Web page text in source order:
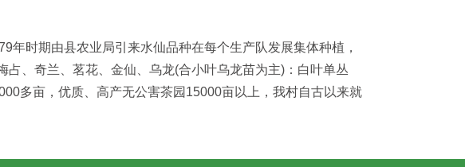
时期由县农业局引来水仙品种在每个生产队发展集体种植，
、奇兰、茗花、金仙、乌龙(合小叶乌龙苗为主)：白叶单丛
多亩，优质、高产无公害茶园15000亩以上，我村自古以来就